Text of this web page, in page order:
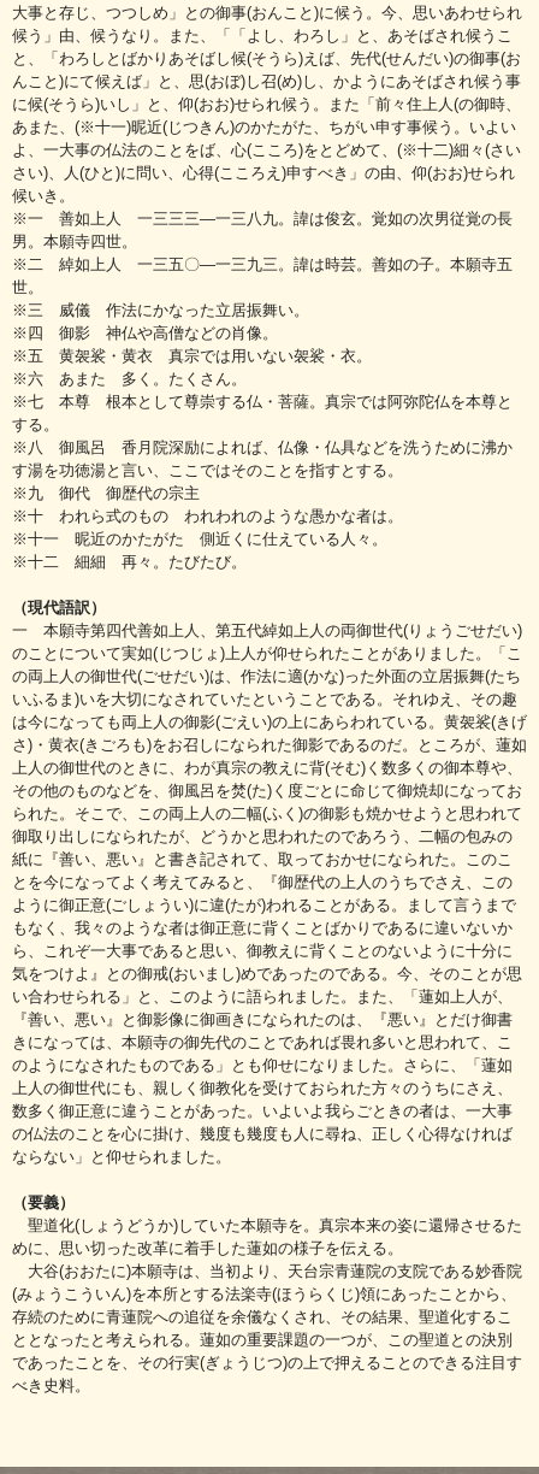
大事と存じ、つつしめ」との御事(おんこと)に候う。今、思いあわせられ
候う」由、候うなり。また、「「よし、わろし」と、あそばされ候うこ
と、「わろしとばかりあそばし候(そうら)えば、先代(せんだい)の御事(お
んこと)にて候えば」と、思(おぼ)し召(め)し、かようにあそばされ候う事
に候(そうら)いし」と、仰(おお)せられ候う。また「前々住上人(の御時、
あまた、(※十一)昵近(じつきん)のかたがた、ちがい申す事候う。いよい
よ、一大事の仏法のことをば、心(こころ)をとどめて、(※十二)細々(さい
さい)、人(ひと)に問い、心得(こころえ)申すべき」の由、仰(おお)せられ
候いき。
※一 善如上人 一三三三―一三八九。諱は俊玄。覚如の次男従覚の長
男。本願寺四世。
※二 綽如上人 一三五〇―一三九三。諱は時芸。善如の子。本願寺五
世。
※三 威儀 作法にかなった立居振舞い。
※四 御影 神仏や高僧などの肖像。
※五 黄袈裟・黄衣 真宗では用いない袈裟・衣。
※六 あまた 多く。たくさん。
※七 本尊 根本として尊崇する仏・菩薩。真宗では阿弥陀仏を本尊と
する。
※八 御風呂 香月院深励によれば、仏像・仏具などを洗うために沸か
す湯を功徳湯と言い、ここではそのことを指すとする。
※九 御代 御歴代の宗主
※十 われら式のもの われわれのような愚かな者は。
※十一 昵近のかたがた 側近くに仕えている人々。
※十二 細細 再々。たびたび。
（現代語訳）
一 本願寺第四代善如上人、第五代綽如上人の両御世代(りょうごせだい)
のことについて実如(じつじょ)上人が仰せられたことがありました。「こ
の両上人の御世代(ごせだい)は、作法に適(かな)った外面の立居振舞(たち
いふるま)いを大切になされていたということである。それゆえ、その趣
は今になっても両上人の御影(ごえい)の上にあらわれている。黄袈裟(きげ
さ)・黄衣(きごろも)をお召しになられた御影であるのだ。ところが、蓮如
上人の御世代のときに、わが真宗の教えに背(そむ)く数多くの御本尊や、
その他のものなどを、御風呂を焚(た)く度ごとに命じて御焼却になってお
られた。そこで、この両上人の二幅(ふく)の御影も焼かせようと思われて
御取り出しになられたが、どうかと思われたのであろう、二幅の包みの
紙に『善い、悪い』と書き記されて、取っておかせになられた。このこ
とを今になってよく考えてみると、『御歴代の上人のうちでさえ、この
ように御正意(ごしょうい)に違(たが)われることがある。まして言うまで
もなく、我々のような者は御正意に背くことばかりであるに違いないか
ら、これぞ一大事であると思い、御教えに背くことのないように十分に
気をつけよ』との御戒(おいまし)めであったのである。今、そのことが思
い合わせられる」と、このように語られました。また、「蓮如上人が、
『善い、悪い』と御影像に御画きになられたのは、『悪い』とだけ御書
きになっては、本願寺の御先代のことであれば畏れ多いと思われて、こ
のようになされたものである」とも仰せになりました。さらに、「蓮如
上人の御世代にも、親しく御教化を受けておられた方々のうちにさえ、
数多く御正意に違うことがあった。いよいよ我らごときの者は、一大事
の仏法のことを心に掛け、幾度も幾度も人に尋ね、正しく心得なければ
ならない」と仰せられました。
（要義）
聖道化(しょうどうか)していた本願寺を。真宗本来の姿に還帰させるた
めに、思い切った改革に着手した蓮如の様子を伝える。
大谷(おおたに)本願寺は、当初より、天台宗青蓮院の支院である妙香院
(みょうこういん)を本所とする法楽寺(ほうらくじ)領にあったことから、
存続のために青蓮院への追従を余儀なくされ、その結果、聖道化するこ
ととなったと考えられる。蓮如の重要課題の一つが、この聖道との決別
であったことを、その行実(ぎょうじつ)の上で押えることのできる注目す
べき史料。